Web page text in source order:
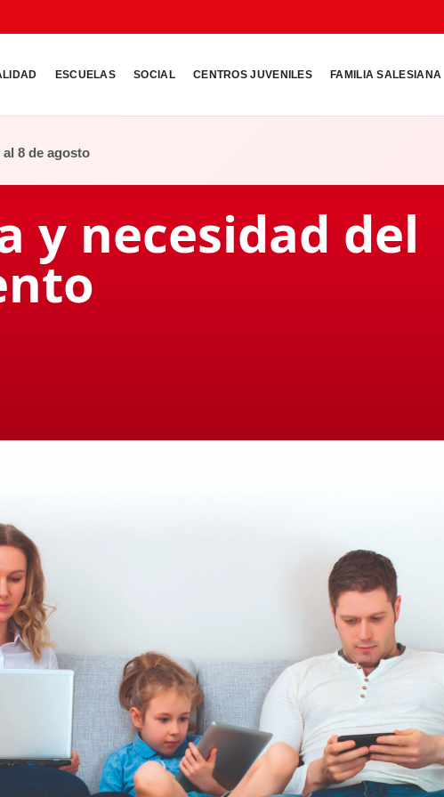
ESCUELAS SOCIAL CENTROS JUVENILES FAMILIA SALESIANA
8 de agosto
y necesidad del